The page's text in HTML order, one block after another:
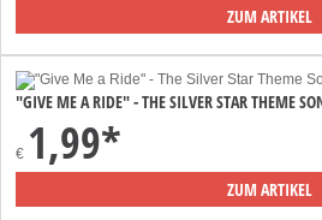
ZUM ARTIKEL
"GIVE ME A RIDE" - THE SILVER STAR THEME
€ 1,99*
ZUM ARTIKEL